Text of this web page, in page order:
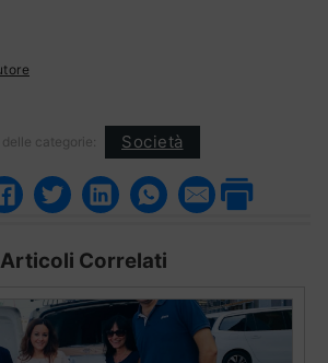
categorie: Società
Articoli Correlati